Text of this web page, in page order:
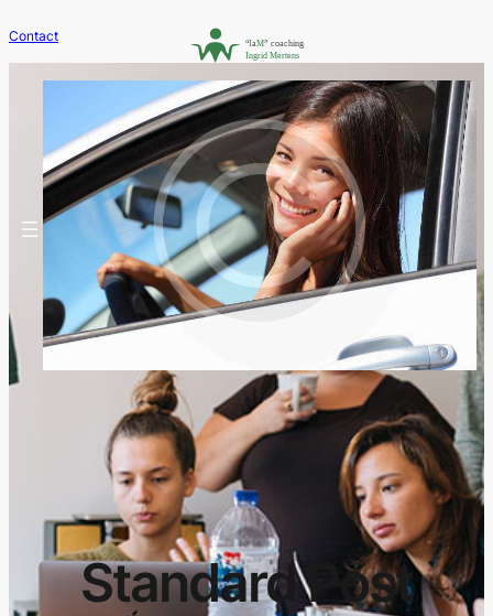
Contact
Standard Post